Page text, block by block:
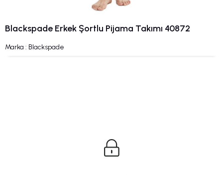
Blackspade Erkek Şortlu Pijama Takımı 40872
Marka : Blackspade